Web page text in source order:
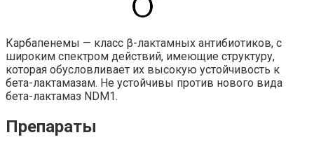
Карбапенемы — класс β-лактамных антибиотиков, с
широким спектром действий, имеющие структуру,
которая обусловливает их высокую устойчивость к
бета-лактамазам. Не устойчивы против нового вида
бета-лактамаз NDM1.
Препараты